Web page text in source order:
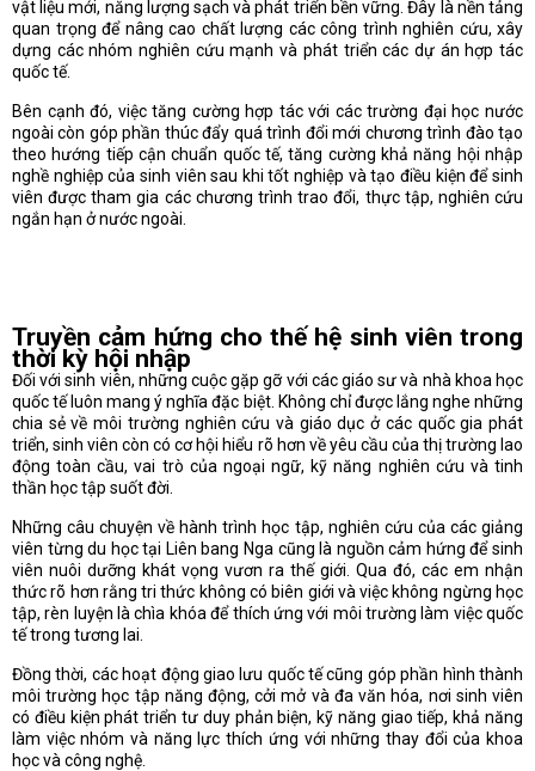
vật liệu mới, năng lượng sạch và phát triển bền vững. Đây là nền tảng
quan trọng để nâng cao chất lượng các công trình nghiên cứu, xây
dựng các nhóm nghiên cứu mạnh và phát triển các dự án hợp tác
quốc tế.
Bên cạnh đó, việc tăng cường hợp tác với các trường đại học nước
ngoài còn góp phần thúc đẩy quá trình đổi mới chương trình đào tạo
theo hướng tiếp cận chuẩn quốc tế, tăng cường khả năng hội nhập
nghề nghiệp của sinh viên sau khi tốt nghiệp và tạo điều kiện để sinh
viên được tham gia các chương trình trao đổi, thực tập, nghiên cứu
ngắn hạn ở nước ngoài.
Truyền cảm hứng cho thế hệ sinh viên trong
thời kỳ hội nhập
Đối với sinh viên, những cuộc gặp gỡ với các giáo sư và nhà khoa học
quốc tế luôn mang ý nghĩa đặc biệt. Không chỉ được lắng nghe những
chia sẻ về môi trường nghiên cứu và giáo dục ở các quốc gia phát
triển, sinh viên còn có cơ hội hiểu rõ hơn về yêu cầu của thị trường lao
động toàn cầu, vai trò của ngoại ngữ, kỹ năng nghiên cứu và tinh
thần học tập suốt đời.
Những câu chuyện về hành trình học tập, nghiên cứu của các giảng
viên từng du học tại Liên bang Nga cũng là nguồn cảm hứng để sinh
viên nuôi dưỡng khát vọng vươn ra thế giới. Qua đó, các em nhận
thức rõ hơn rằng tri thức không có biên giới và việc không ngừng học
tập, rèn luyện là chìa khóa để thích ứng với môi trường làm việc quốc
tế trong tương lai.
Đồng thời, các hoạt động giao lưu quốc tế cũng góp phần hình thành
môi trường học tập năng động, cởi mở và đa văn hóa, nơi sinh viên
có điều kiện phát triển tư duy phản biện, kỹ năng giao tiếp, khả năng
làm việc nhóm và năng lực thích ứng với những thay đổi của khoa
học và công nghệ.